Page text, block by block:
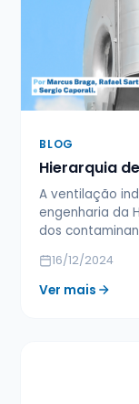
BLOG
Hierarquia
A ventilação
engenharia da
dos
16/12/2024
Ver mais